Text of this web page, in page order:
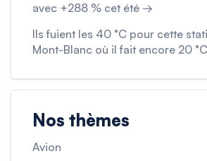
avec +288 % cet été →
Ils fuient les 40 °C pour cette
Mont-Blanc où il fait encore 20
Nos thèmes
Avion